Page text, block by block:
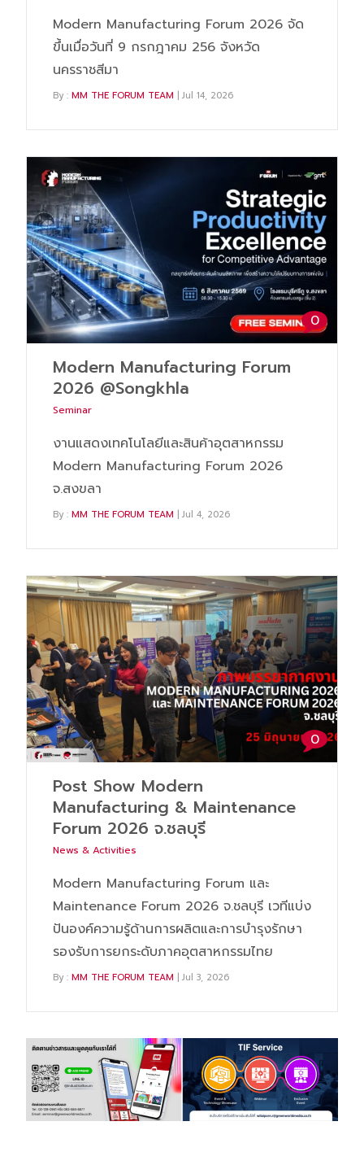
Modern Manufacturing Forum 2026 จัด
ขึ้นเมื่อวันที่ 9 กรกฎาคม 256 จังหวัด
นครราชสีมา
By : MM THE FORUM TEAM | Jul 14, 2026
0
Modern Manufacturing Forum
2026 @Songkhla
Seminar
งานแสดงเทคโนโลยีและสินค้าอุตสาหกรรม
Modern Manufacturing Forum 2026
จ.สงขลา
By : MM THE FORUM TEAM | Jul 4, 2026
0
Post Show Modern
Manufacturing & Maintenance
Forum 2026 จ.ชลบุรี
News & Activities
Modern Manufacturing Forum และ
Maintenance Forum 2026 จ.ชลบุรี เวทีแบ่ง
ปันองค์ความรู้ด้านการผลิตและการบำรุงรักษา
รองรับการยกระดับภาคอุตสาหกรรมไทย
By : MM THE FORUM TEAM | Jul 3, 2026